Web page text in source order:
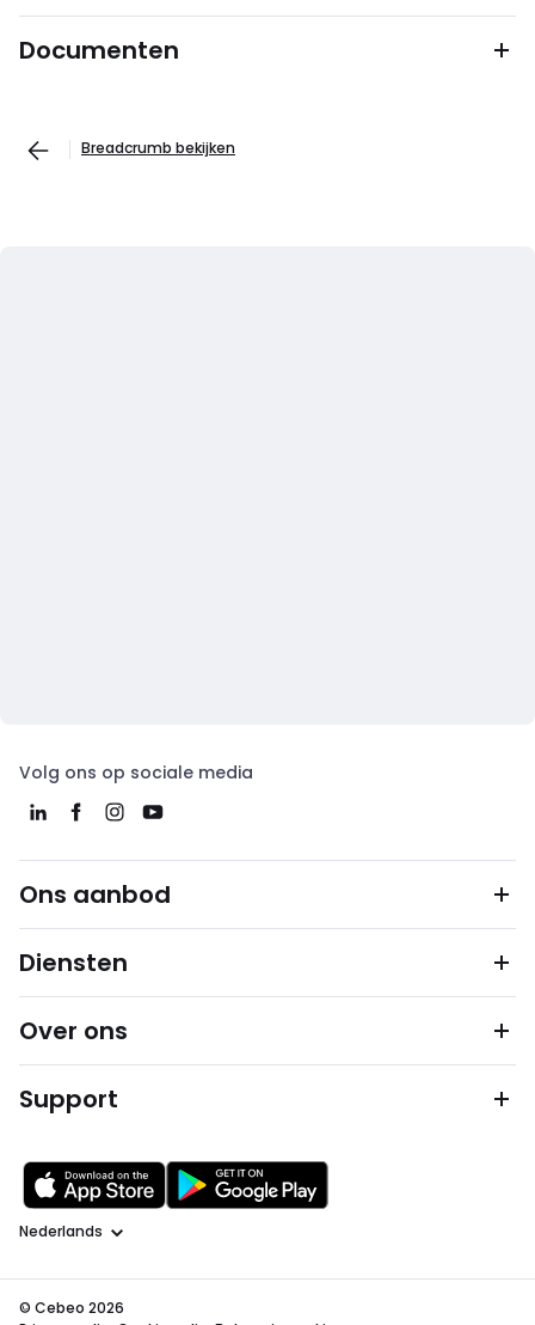
Documenten
Breadcrumb bekijken
Volg ons op sociale media
Ons aanbod
Diensten
Over ons
Support
Taal
© Cebeo 2026